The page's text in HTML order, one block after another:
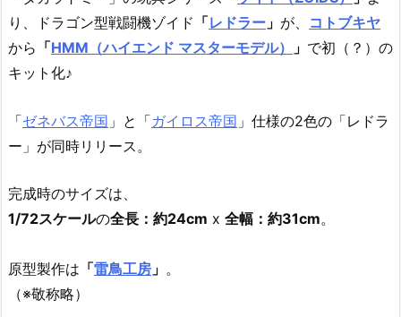
り、ドラゴン型戦闘機ゾイド 「レドラー 」 が、 コトブキヤ
から 「HMM（ハイエンド マスターモデル） 」 で初（？）の
キット化♪
「ゼネバス帝国 」と「ガイロス帝国 」仕様の2色の「レドラ
ー」が同時リリース。
完成時のサイズは、
1/72スケールの全長：約24cm x 全幅：約31cm。
原型製作は 「雷鳥工房 」 。
（※敬称略）